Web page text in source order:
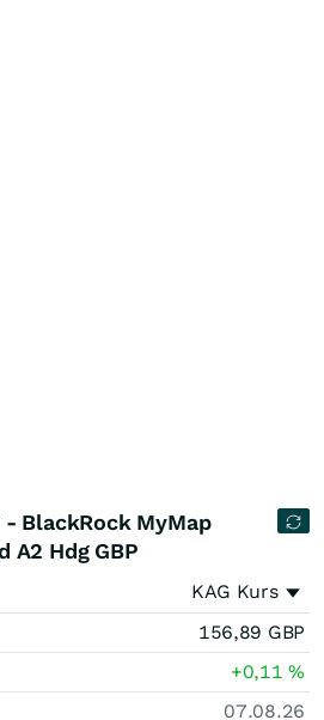
BlackRock MyMap
A2 Hdg GBP
KAG Kurs
156,89 GBP
+0,11%
07.08.26